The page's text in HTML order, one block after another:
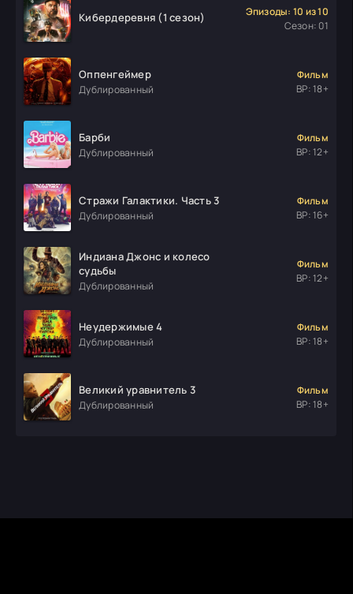
Кибердеревня (1 сезон)
Эпизоды: 10 из 10
Сезон: 01
Оппенгеймер
Дублированный
Фильм
ВР: 18+
Барби
Дублированный
Фильм
ВР: 12+
Стражи Галактики. Часть 3
Дублированный
Фильм
ВР: 16+
Индиана Джонс и колесо
судьбы
Дублированный
Фильм
ВР: 12+
Неудержимые 4
Дублированный
Фильм
ВР: 18+
Великий уравнитель 3
Дублированный
Фильм
ВР: 18+